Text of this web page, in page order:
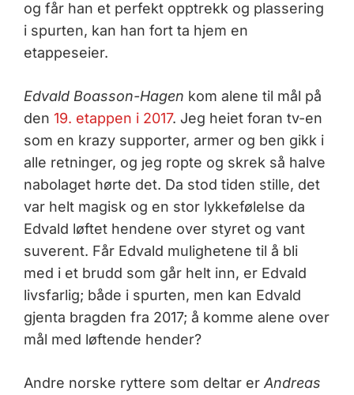
og får han et perfekt opptrekk og plassering
i spurten, kan han fort ta hjem en
etappeseier.
Edvald Boasson-Hagen kom alene til mål på
den 19. etappen i 2017. Jeg heiet foran tv-en
som en krazy supporter, armer og ben gikk i
alle retninger, og jeg ropte og skrek så halve
nabolaget hørte det. Da stod tiden stille, det
var helt magisk og en stor lykkefølelse da
Edvald løftet hendene over styret og vant
suverent. Får Edvald mulighetene til å bli
med i et brudd som går helt inn, er Edvald
livsfarlig; både i spurten, men kan Edvald
gjenta bragden fra 2017; å komme alene over
mål med løftende hender?
Andre norske ryttere som deltar er Andreas